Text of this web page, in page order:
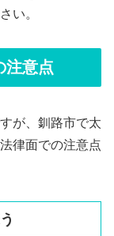
い。
注意点
が、釧路市で太
律面での注意点